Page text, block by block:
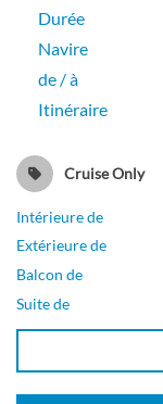
Durée
Navire
de / à
Itinéraire
Cruise Only
Intérieure de
Extérieure de
Balcon de
Suite de